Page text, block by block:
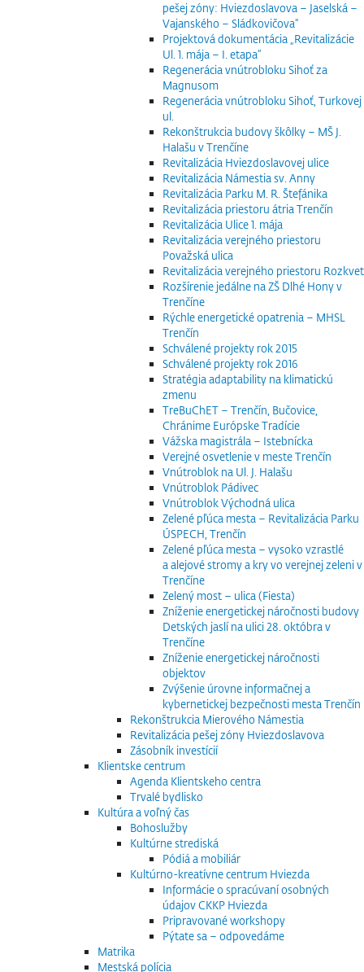
pešej zóny: Hviezdoslavova – Jaselská –
Vajanského – Sládkovičova“
Projektová dokumentácia „Revitalizácie
Ul. 1. mája – I. etapa“
Regenerácia vnútrobloku Sihoť za
Magnusom
Regenerácia vnútrobloku Sihoť, Turkovej
ul.
Rekonštrukcia budovy škôlky – MŠ J.
Halašu v Trenčíne
Revitalizácia Hviezdoslavovej ulice
Revitalizácia Námestia sv. Anny
Revitalizácia Parku M. R. Štefánika
Revitalizácia priestoru átria Trenčín
Revitalizácia Ulice 1. mája
Revitalizácia verejného priestoru
Považská ulica
Revitalizácia verejného priestoru Rozkvet
Rozšírenie jedálne na ZŠ Dlhé Hony v
Trenčíne
Rýchle energetické opatrenia – MHSL
Trenčín
Schválené projekty rok 2015
Schválené projekty rok 2016
Stratégia adaptability na klimatickú
zmenu
TreBuChET – Trenčín, Bučovice,
Chránime Európske Tradície
Vážska magistrála – Istebnícka
Verejné osvetlenie v meste Trenčín
Vnútroblok na Ul. J. Halašu
Vnútroblok Pádivec
Vnútroblok Východná ulica
Zelené pľúca mesta – Revitalizácia Parku
ÚSPECH, Trenčín
Zelené pľúca mesta – vysoko vzrastlé
a alejové stromy a kry vo verejnej zeleni v
Trenčíne
Zelený most – ulica (Fiesta)
Zníženie energetickej náročnosti budovy
Detských jaslí na ulici 28. októbra v
Trenčíne
Zníženie energetickej náročnosti
objektov
Zvýšenie úrovne informačnej a
kybernetickej bezpečnosti mesta Trenčín
Rekonštrukcia Mierového Námestia
Revitalizácia pešej zóny Hviezdoslavova
Zásobník investícií
Klientske centrum
Agenda Klientskeho centra
Trvalé bydlisko
Kultúra a voľný čas
Bohoslužby
Kultúrne strediská
Pódiá a mobiliár
Kultúrno-kreatívne centrum Hviezda
Informácie o spracúvaní osobných
údajov CKKP Hviezda
Pripravované workshopy
Pýtate sa – odpovedáme
Matrika
Mestská polícia